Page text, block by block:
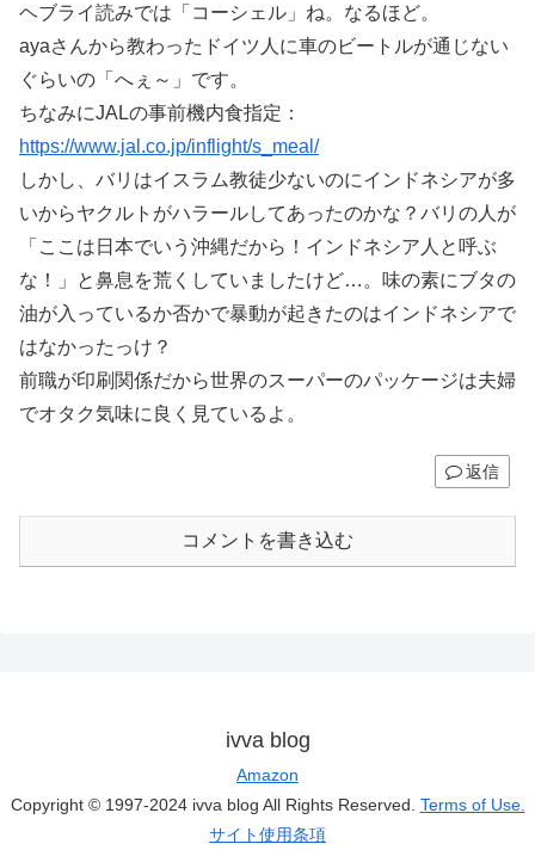
ヘブライ読みでは「コーシェル」ね。なるほど。
ayaさんから教わったドイツ人に車のビートルが通じない
ぐらいの「へぇ～」です。
ちなみにJALの事前機内食指定：
https://www.jal.co.jp/inflight/s_meal/
しかし、バリはイスラム教徒少ないのにインドネシアが多
いからヤクルトがハラールしてあったのかな？バリの人が
「ここは日本でいう沖縄だから！インドネシア人と呼ぶ
な！」と鼻息を荒くしていましたけど…。味の素にブタの
油が入っているか否かで暴動が起きたのはインドネシアで
はなかったっけ？
前職が印刷関係だから世界のスーパーのパッケージは夫婦
でオタク気味に良く見ているよ。
返信
コメントを書き込む
ivva blog
Amazon
Copyright © 1997-2024 ivva blog All Rights Reserved. Terms of Use.
サイト使用条項